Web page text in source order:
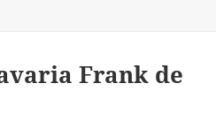
Frank de